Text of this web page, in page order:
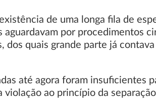
de uma longa fila de
por procedimentos
quais grande parte já contava
até agora foram insuficientes
ao princípio da